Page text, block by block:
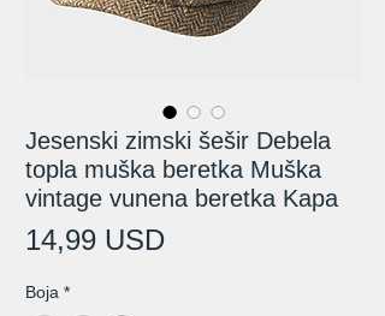
Jesenski zimski šešir Debela
topla muška beretka Muška
vintage vunena beretka Kapa
14,99 USDCijena
Boja *